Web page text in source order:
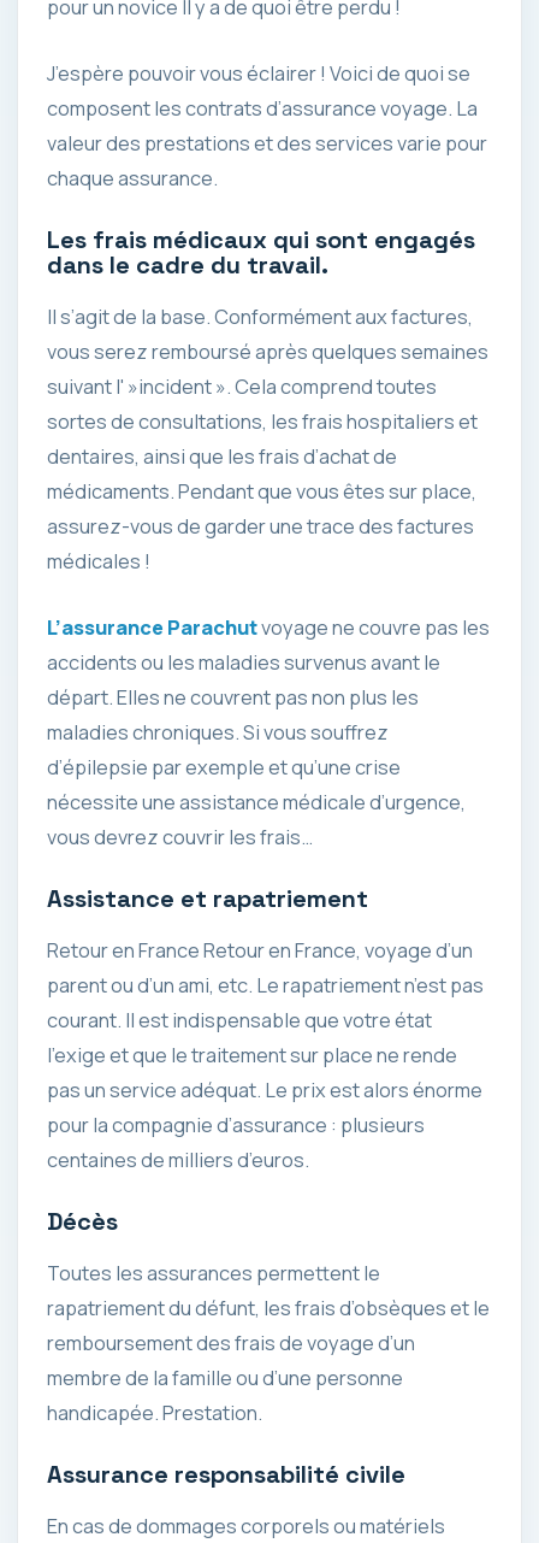
pour un novice Il y a de quoi être perdu !
J’espère pouvoir vous éclairer ! Voici de quoi se
composent les contrats d’assurance voyage. La
valeur des prestations et des services varie pour
chaque assurance.
Les frais médicaux qui sont engagés
dans le cadre du travail.
Il s’agit de la base. Conformément aux factures,
vous serez remboursé après quelques semaines
suivant l' »incident ». Cela comprend toutes
sortes de consultations, les frais hospitaliers et
dentaires, ainsi que les frais d’achat de
médicaments. Pendant que vous êtes sur place,
assurez-vous de garder une trace des factures
médicales !
L’assurance Parachutvoyage ne couvre pas les
accidents ou les maladies survenus avant le
départ. Elles ne couvrent pas non plus les
maladies chroniques. Si vous souffrez
d’épilepsie par exemple et qu’une crise
nécessite une assistance médicale d’urgence,
vous devrez couvrir les frais…
Assistance et rapatriement
Retour en France Retour en France, voyage d’un
parent ou d’un ami, etc. Le rapatriement n’est pas
courant. Il est indispensable que votre état
l’exige et que le traitement sur place ne rende
pas un service adéquat. Le prix est alors énorme
pour la compagnie d’assurance : plusieurs
centaines de milliers d’euros.
Décès
Toutes les assurances permettent le
rapatriement du défunt, les frais d’obsèques et le
remboursement des frais de voyage d’un
membre de la famille ou d’une personne
handicapée. Prestation.
Assurance responsabilité civile
En cas de dommages corporels ou matériels